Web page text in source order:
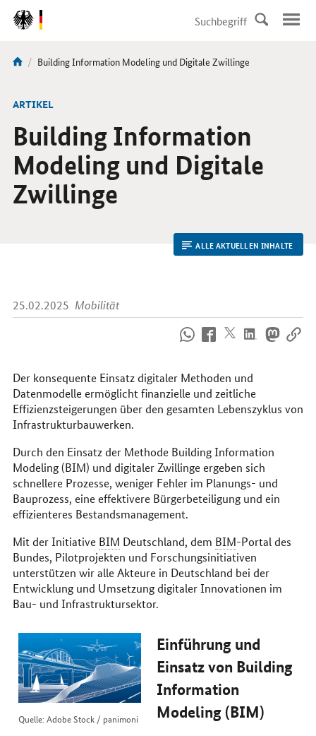
DirektZu:
Navigation
Sie
hier:
Aktuelle
Building Information Modeling und Digitale Zwillinge
ARTIKEL
Building Information
Modeling und Digitale
Zwillinge
ALLE AKTUELLEN INHALTE
25.02.2025 Mobilität
uns
im
Internet
Der konsequente Einsatz digitaler Methoden und
Datenmodelle ermöglicht finanzielle und zeitliche
Effizienzsteigerungen über den gesamten Lebenszyklus von
Infrastrukturbauwerken.
Durch den Einsatz der Methode Building Information
Modeling(BIM) und digitaler Zwillinge ergeben sich
schnellere Prozesse, weniger Fehler im Planungs- und
Bauprozess, eine effektivere Bürgerbeteiligung und ein
effizienteres Bestandsmanagement.
Mit der Initiative BIM Deutschland, dem BIM-Portal des
Bundes, Pilotprojekten und Forschungsinitiativen
unterstützen wir alle Akteure in Deutschland bei der
Entwicklung und Umsetzung digitaler Innovationen im
Bau- und Infrastruktursektor.
Quelle: Adobe Stock / panimoni
Einführung und
Einsatz von Building
Information
Modeling (BIM)